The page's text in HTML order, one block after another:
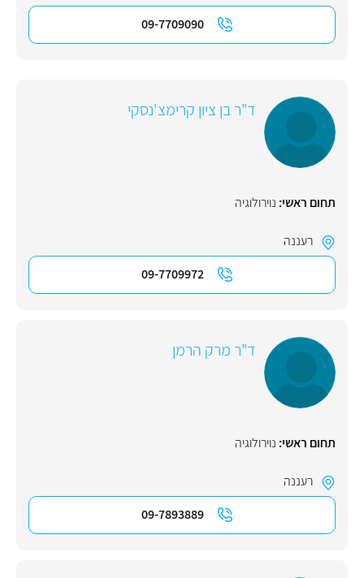
09-7709090
ד"ר בן ציון קרימצ'נסקי
תחום ראשי: נוירולוגיה
רעננה
09-7709972
ד"ר מרק הרמן
תחום ראשי: נוירולוגיה
רעננה
09-7893889